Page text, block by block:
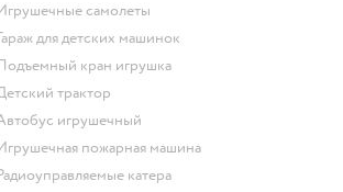
Игрушечные самолеты
Гараж для детских машинок
Подъемный кран игрушка
Детский трактор
Автобус игрушечный
Игрушечная пожарная машина
Радиоуправляемые катера